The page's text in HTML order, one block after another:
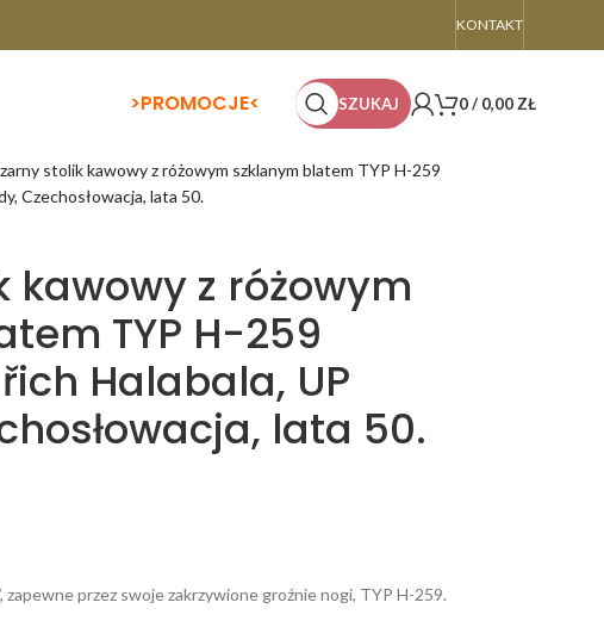
KONTAKT
>PROMOCJE< SZUKAJ 0/ 0,00 ZŁ
stolik kawowy z różowym szklanym blatem TYP H-259
Czechosłowacja, lata 50.
kawowy z różowym
TYP H-259
Halabala, UP
lata 50.
zapewne przez swoje zakrzywione groźnie nogi, TYP H-259.